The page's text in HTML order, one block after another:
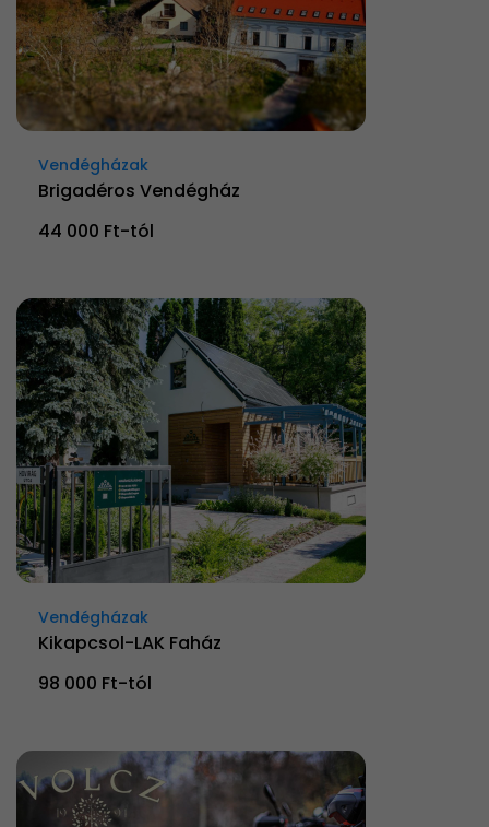
Vendégházak
Brigadéros Vendégház
44 000 Ft-tól
Vendégházak
Kikapcsol-LAK Faház
98 000 Ft-tól